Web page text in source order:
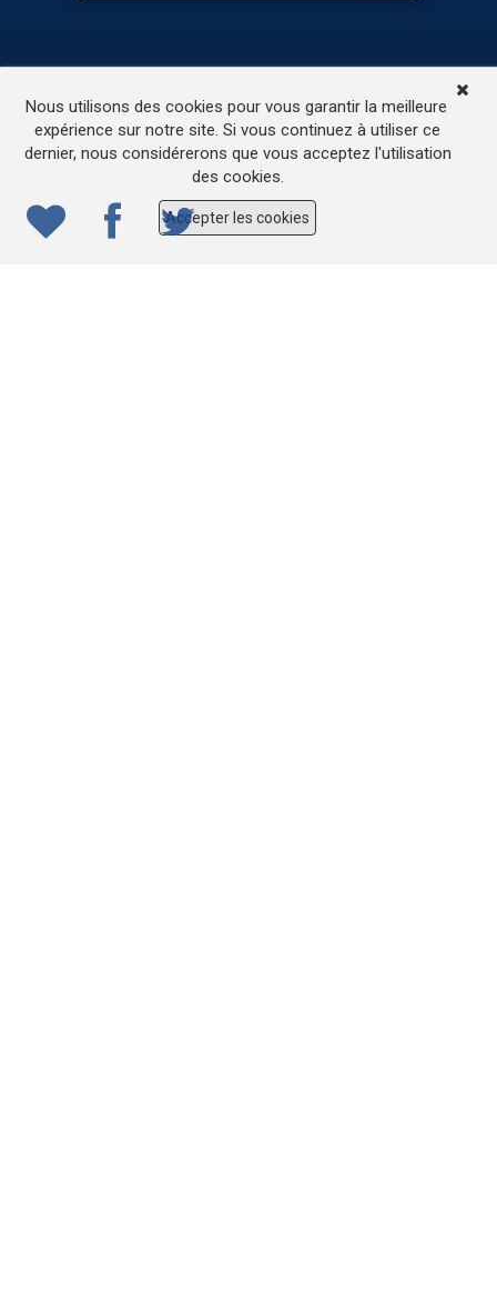
L’accessibilité de ce site
© 2022ONE.be– Production : Dew production – Tous
droits réservés – Webdesign: Lokidor
Nous utilisons des cookies pour vous garantir la meilleure
expérience sur notre site. Si vous continuez à utiliser ce
dernier, nous considérerons que vous acceptez l'utilisation
des cookies.
Accepter les cookies